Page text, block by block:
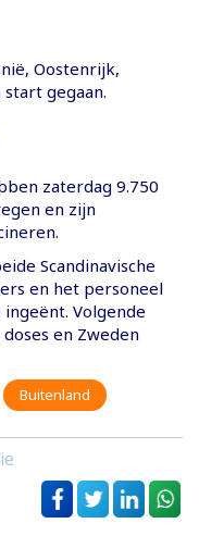
Oostenrijk,
gegaan.
zaterdag 9.750
en zijn
Scandinavische
en het personeel
Volgende
en Zweden
Buitenland